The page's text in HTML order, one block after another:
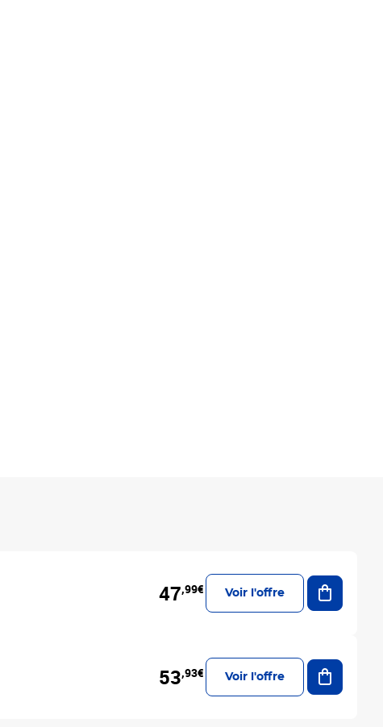
47,99€ Voir l'offre
Ajouter
53,93€ Voir l'offre
Ajouter